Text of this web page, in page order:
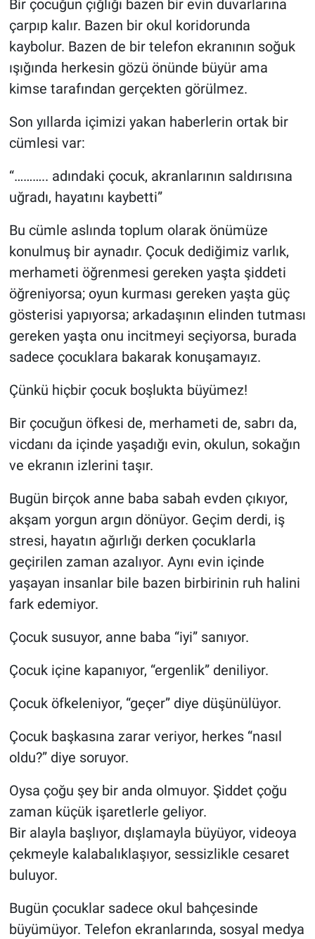
Bir çocuğun çığlığı bazen bir evin duvarlarına
çarpıp kalır. Bazen bir okul koridorunda
kaybolur. Bazen de bir telefon ekranının soğuk
ışığında herkesin gözü önünde büyür ama
kimse tarafından gerçekten görülmez.
Son yıllarda içimizi yakan haberlerin ortak bir
cümlesi var:
“……….. adındaki çocuk, akranlarının saldırısına
uğradı, hayatını kaybetti”
Bu cümle aslında toplum olarak önümüze
konulmuş bir aynadır. Çocuk dediğimiz varlık,
merhameti öğrenmesi gereken yaşta şiddeti
öğreniyorsa; oyun kurması gereken yaşta güç
gösterisi yapıyorsa; arkadaşının elinden tutması
gereken yaşta onu incitmeyi seçiyorsa, burada
sadece çocuklara bakarak konuşamayız.
Çünkü hiçbir çocuk boşlukta büyümez!
Bir çocuğun öfkesi de, merhameti de, sabrı da,
vicdanı da içinde yaşadığı evin, okulun, sokağın
ve ekranın izlerini taşır.
Bugün birçok anne baba sabah evden çıkıyor,
akşam yorgun argın dönüyor. Geçim derdi, iş
stresi, hayatın ağırlığı derken çocuklarla
geçirilen zaman azalıyor. Aynı evin içinde
yaşayan insanlar bile bazen birbirinin ruh halini
fark edemiyor.
Çocuk susuyor, anne baba “iyi” sanıyor.
Çocuk içine kapanıyor, “ergenlik” deniliyor.
Çocuk öfkeleniyor, “geçer” diye düşünülüyor.
Çocuk başkasına zarar veriyor, herkes “nasıl
oldu?” diye soruyor.
Oysa çoğu şey bir anda olmuyor. Şiddet çoğu
zaman küçük işaretlerle geliyor.
Bir alayla başlıyor, dışlamayla büyüyor, videoya
çekmeyle kalabalıklaşıyor, sessizlikle cesaret
buluyor.
Bugün çocuklar sadece okul bahçesinde
büyümüyor. Telefon ekranlarında, sosyal medya
Kültür Sanat
Bilim ve Teknoloji
Genel